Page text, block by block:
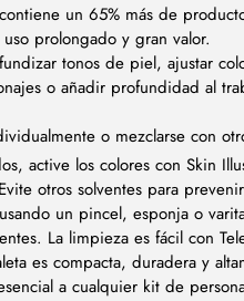
un 65% más de
prolongado y gran valor.
tonos de piel, ajustar
o añadir profundidad al
o mezclarse con
active los colores con Skin
otros solventes para
un pincel, esponja o
La limpieza es fácil con
es compacta, duradera y
a cualquier kit de